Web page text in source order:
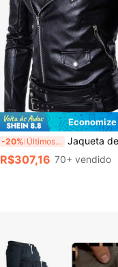
-20% Últimos 2 dias Jaqueta de Couro PU Medieval Masculina,
R$307,16 70+ vendido